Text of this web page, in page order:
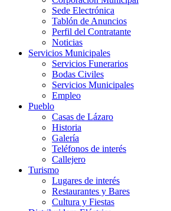
Sede Electrónica
Tablón de Anuncios
Perfil del Contratante
Noticias
Servicios Municipales
Servicios Funerarios
Bodas Civiles
Servicios Municipales
Empleo
Pueblo
Casas de Lázaro
Historia
Galería
Teléfonos de interés
Callejero
Turismo
Lugares de interés
Restaurantes y Bares
Cultura y Fiestas